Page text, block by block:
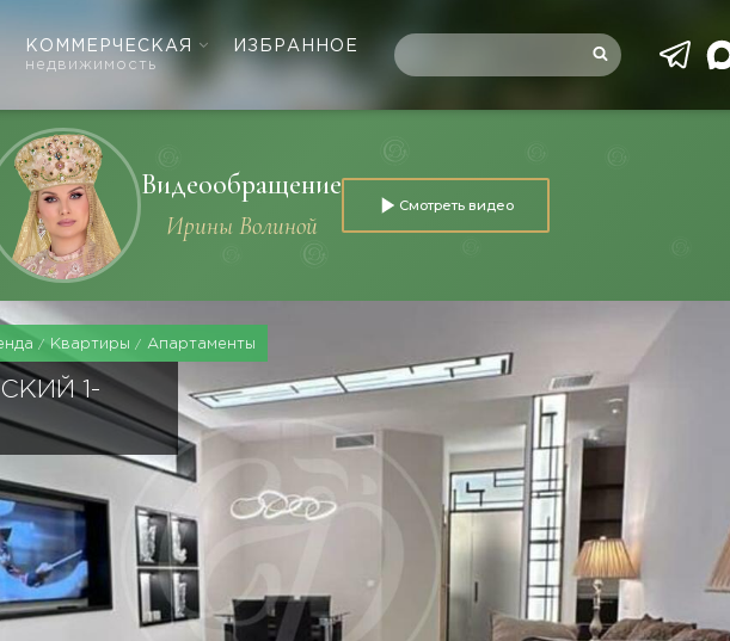
КОММЕРЧЕСКАЯ
недвижимость
ИЗБРАННОЕ
Видеообращение
Ирины Волиной
Смотреть видео
Квартиры Апартаменты
1-